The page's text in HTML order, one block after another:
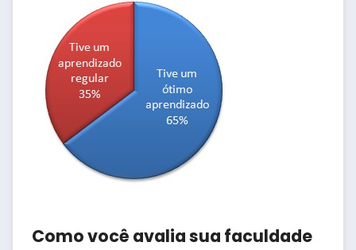
Como você avalia sua faculdade